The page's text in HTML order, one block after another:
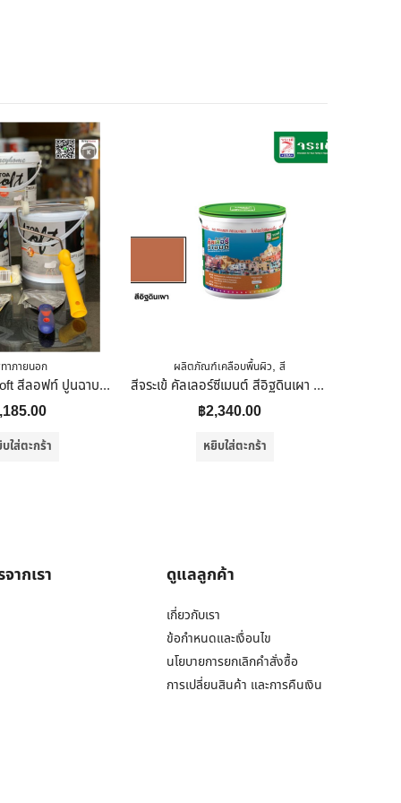
าภายนอก
TOA สีลอฟท์ Loft สีลอฟท์ ปูนฉาบ ขัดมันสำเร็จรูป Loft สีเทา( Loft 2) 10 Kg.
ใส่ตะกร้า
ผลิตภัณฑ์เคลือบพื้นผิว, สี
สีจระเข้ คัลเลอร์ซีเมนต์ สีอิฐดินเผา 10 Kg.
฿2,340.00
หยิบใส่ตะกร้า
ากเรา ดูแลลูกค้า
เกี่ยวกับเรา
ข้อกำหนดและเงื่อนไข
นโยบายการยกเลิกคำสั่งซื้อ
การเปลี่ยนสินค้า และการคืนเงิน